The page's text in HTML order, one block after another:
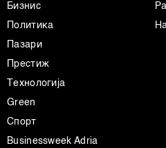
Бизнис
Политика
Пазари
Престиж
Технологија
Green
Спорт
Businessweek Adria